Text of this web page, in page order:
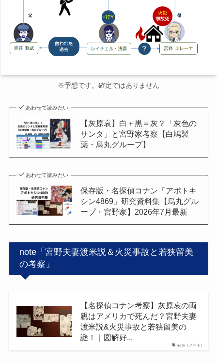
※予想です。確定ではありません
あわせて読みたい
【灰原哀】白＋黒＝灰？「灰色の
サンタ」と宮野家考察【白鳩製
薬・烏丸グループ】
あわせて読みたい
保存版・名探偵コナン「アポトキ
シン4869」研究資料集【烏丸グル
ープ・宮野家】2026年7月最新
note「宮野夫妻渡米説＆火災事故と若狭留美
の考察」
note（ノート）
【名探偵コナン考察】灰原哀の両
親はアメリカで死んだ？宮野夫妻
渡米説&火災事故と若狭留美の
謎！｜図解好...